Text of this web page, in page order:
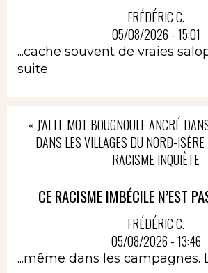
FRÉDÉRIC C.
05/08/2026 - 15:01
...cache souvent de vraies
suite
« J’AI LE MOT BOUGNOULE ANCRÉ
DANS LES VILLAGES DU NORD-
RACISME INQUIÈTE
CE RACISME IMBÉCILE N’EST
FRÉDÉRIC C.
05/08/2026 - 13:46
...même dans les campagnes.